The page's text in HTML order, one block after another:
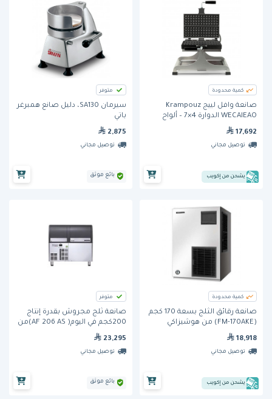
كمية محدودة
صانعة وافل لييج Krampouz
WECAIEAO الدوارة 4×7 – ألواح
17,692
توصيل مجاني
يشحن من إكويب
متوفر
سيرمان SA130، دليل صانع همبرغر
باتي
2,875
توصيل مجاني
بائع موثق
كمية محدودة
صانعة رقائق الثلج بسعة 170 كجم
(FM-170AKE) من هوشيزاكي
18,918
توصيل مجاني
يشحن من إكويب
متوفر
صانعة ثلج مجروش بقدرة إنتاج
200كجم في اليوم( AF 206 AS)من
سكوتسمان
23,295
توصيل مجاني
بائع موثق